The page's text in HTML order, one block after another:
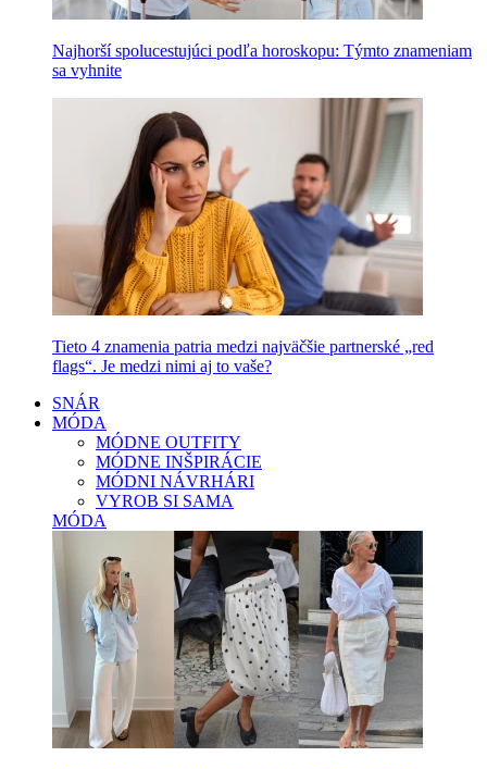
Najhorší spolucestujúci podľa horoskopu: Týmto znameniam
sa vyhnite
Tieto 4 znamenia patria medzi najväčšie partnerské „red
flags“. Je medzi nimi aj to vaše?
SNÁR
MÓDA
MÓDNE OUTFITY
MÓDNE INŠPIRÁCIE
MÓDNI NÁVRHÁRI
VYROB SI SAMA
MÓDA